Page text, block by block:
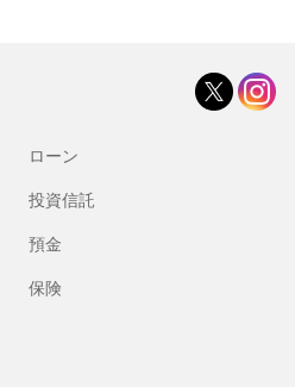
ローン
投資信託
預金
保険